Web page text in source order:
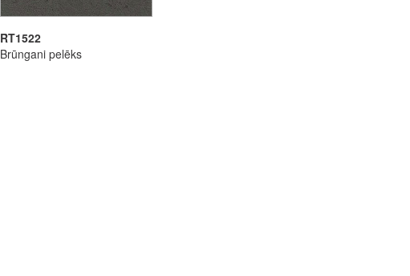
RT1522
Brūngani pelēks